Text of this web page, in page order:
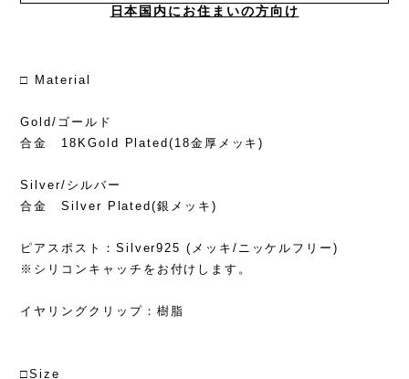
日本国内にお住まいの方向け
□ Material
Gold/ゴールド
合金 18KGold Plated(18金厚メッキ)
Silver/シルバー
合金 Silver Plated(銀メッキ)
ピアスポスト：Silver925 (メッキ/ニッケルフリー)
※シリコンキャッチをお付けします。
イヤリングクリップ：樹脂
□Size